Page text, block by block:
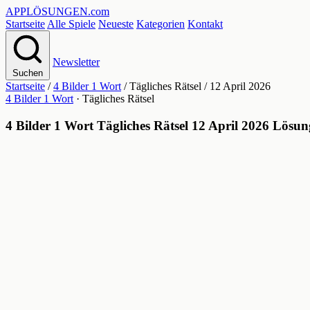
APPLÖSUNGEN.com
Startseite Alle Spiele Neueste Kategorien Kontakt
Suchen
Newsletter
Startseite / 4 Bilder 1 Wort / Tägliches Rätsel / 12 April 2026
4 Bilder 1 Wort · Tägliches Rätsel
4 Bilder 1 Wort Tägliches Rätsel 12 April 2026